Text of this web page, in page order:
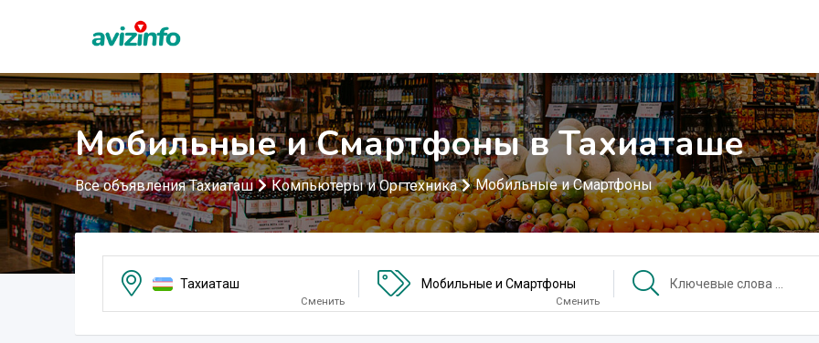
Мобильные и Смартфоны в Тахиаташе
Все объявления Тахиаташ Компьютеры и Оргтехника Мобильные и Смартфоны
Тахиаташ
Сменить
Мобильные и Смартфоны
Сменить